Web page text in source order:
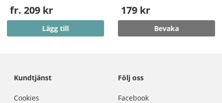
fr. 209 kr
Lägg till
179 kr
Bevaka
Kundtjänst
Cookies
Följ oss
Facebook